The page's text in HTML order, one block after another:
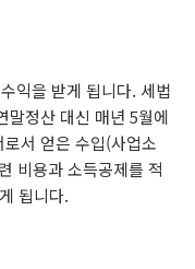
익을 받게 됩니다. 세법
말정산 대신 매년 5월에
서 얻은 수입(사업소
비용과 소득공제를 적
됩니다.